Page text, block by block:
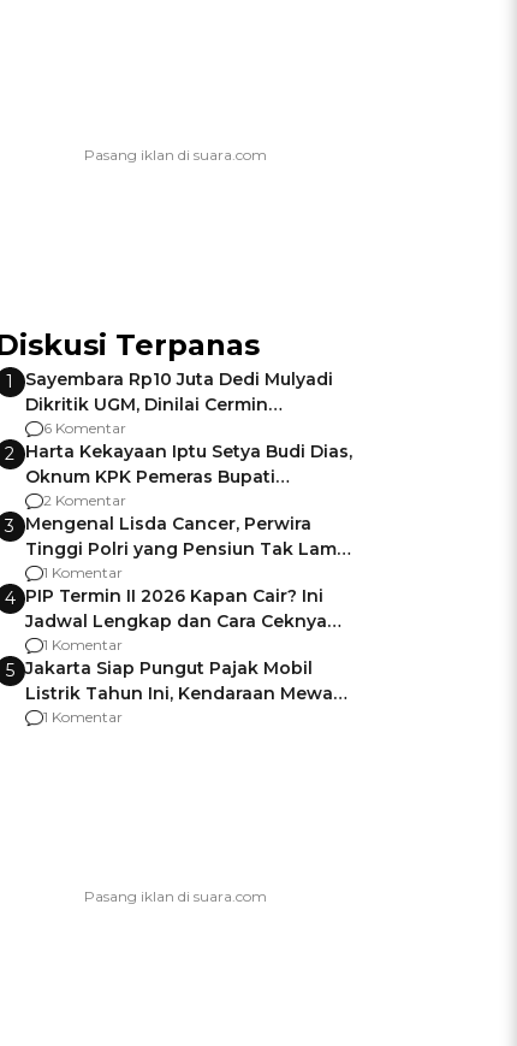
Terpanas
1
Sayembara Rp10 Juta Dedi Mulyadi
Dikritik UGM, Dinilai Cermin
Gagalnya Negara Jamin Keamanan
6 Komentar
2 Harta Kekayaan Iptu Setya Budi Dias,
Oknum KPK Pemeras Bupati
Pemalang
2 Komentar
3 Mengenal Lisda Cancer, Perwira
Tinggi Polri yang Pensiun Tak Lama
Usai Jadi Brigjen
1 Komentar
4 PIP Termin II 2026 Kapan Cair? Ini
Jadwal Lengkap dan Cara Ceknya
agar Dana Tidak Hangus!
1 Komentar
5 Jakarta Siap Pungut Pajak Mobil
Listrik Tahun Ini, Kendaraan Mewah
Kena hingga 75% PKB
1 Komentar